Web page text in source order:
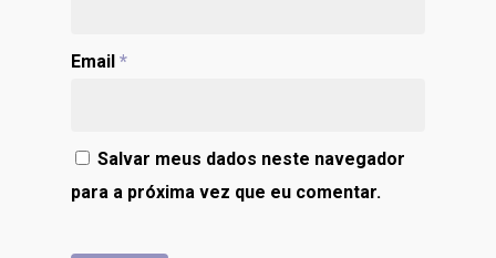
Email *
Salvar meus dados neste navegador
para a próxima vez que eu comentar.